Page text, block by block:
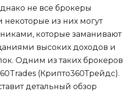
не все брокеры
некоторые из них могут
которые заманивают
высоких доходов и
Одним из таких брокеров
(Крипто360Трейдс).
детальный обзор